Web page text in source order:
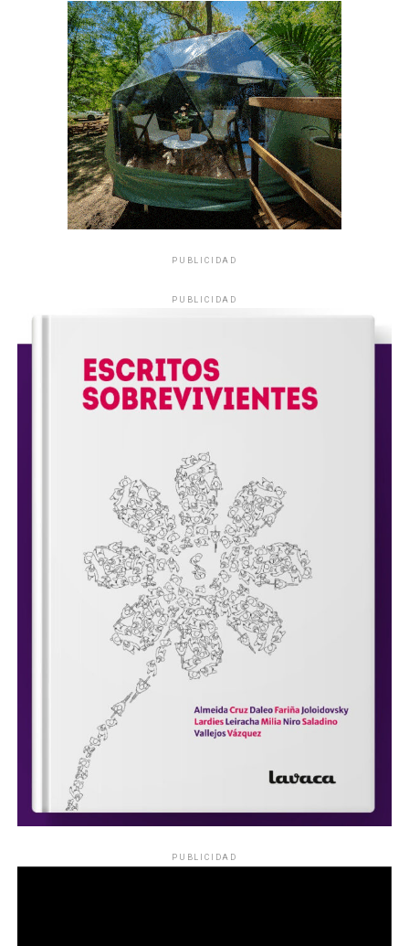
PUBLICIDAD
PUBLICIDAD
PUBLICIDAD